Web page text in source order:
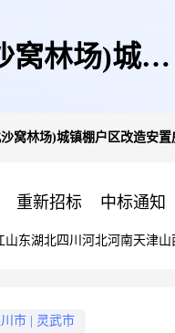
窝林场)城镇
窝林场)城镇棚户区改造安
重新招标 中标通知
山东湖北四川 河北河南天津山
市 灵武市